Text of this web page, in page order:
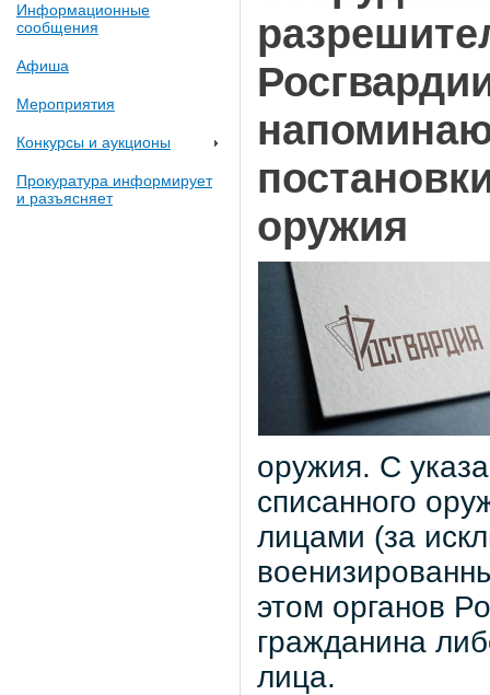
Информационные
сообщения
Афиша
Мероприятия
Конкурсы и аукционы
Прокуратура информирует
и разъясняет
оружия
оружия. С
списанного
лицами (за
этом органов
гражданина
лица.